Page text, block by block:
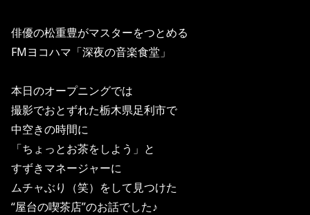
俳優の松重豊がマスターをつとめる
FMヨコハマ「深夜の音楽食堂」
本日のオープニングでは
撮影でおとずれた栃木県足利市で
中空きの時間に
「ちょっとお茶をしよう」と
すずきマネージャーに
ムチャぶり（笑）をして見つけた
“屋台の喫茶店”のお話でした♪